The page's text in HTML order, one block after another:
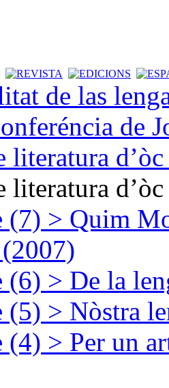
de las
de
literatura
literatura
(7) > Quim
(6) > De la
(5) > Nòstra
(4) > Per un